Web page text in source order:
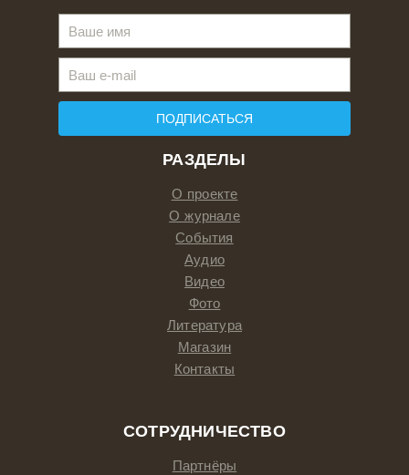
РАЗДЕЛЫ
О проекте
О журнале
События
Аудио
Видео
Фото
Литература
Магазин
Контакты
СОТРУДНИЧЕСТВО
Партнёры
ПОДПИСАТЬСЯ